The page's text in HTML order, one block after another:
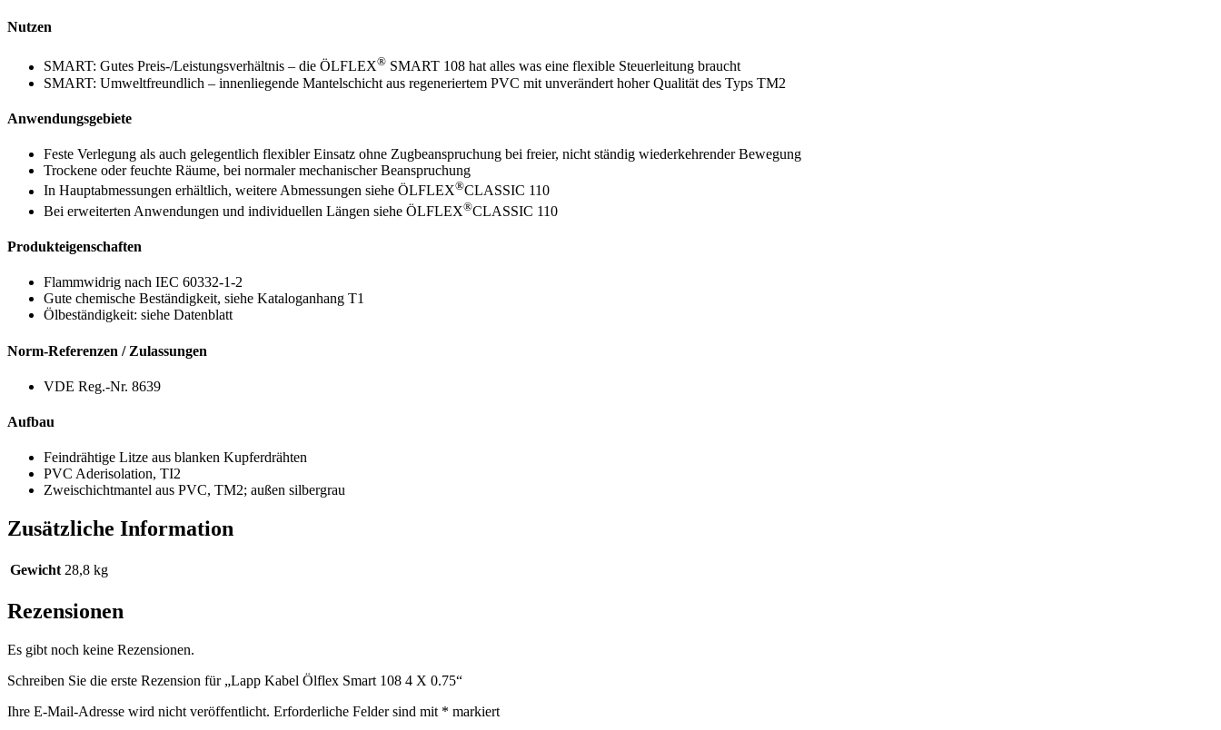
Nutzen
SMART: Gutes Preis-/Leistungsverhältnis – die ÖLFLEX® SMART 108 hat alles was eine flexible Steuerleitung braucht
SMART: Umweltfreundlich – innenliegende Mantelschicht aus regeneriertem PVC mit unverändert hoher Qualität des Typs TM2
Anwendungsgebiete
Feste Verlegung als auch gelegentlich flexibler Einsatz ohne Zugbeanspruchung bei freier, nicht ständig wiederkehrender Bewegung
Trockene oder feuchte Räume, bei normaler mechanischer Beanspruchung
In Hauptabmessungen erhältlich, weitere Abmessungen siehe ÖLFLEX®CLASSIC 110
Bei erweiterten Anwendungen und individuellen Längen siehe ÖLFLEX®CLASSIC 110
Produkteigenschaften
Flammwidrig nach IEC 60332-1-2
Gute chemische Beständigkeit, siehe Kataloganhang T1
Ölbeständigkeit: siehe Datenblatt
Norm-Referenzen / Zulassungen
VDE Reg.-Nr. 8639
Aufbau
Feindrähtige Litze aus blanken Kupferdrähten
PVC Aderisolation, TI2
Zweischichtmantel aus PVC, TM2; außen silbergrau
Zusätzliche Information
Gewicht 28,8 kg
Rezensionen
Es gibt noch keine Rezensionen.
Schreiben Sie die erste Rezension für „Lapp Kabel Ölflex Smart 108 4 X 0.75“
Ihre E-Mail-Adresse wird nicht veröffentlicht. Erforderliche Felder sind mit * markiert